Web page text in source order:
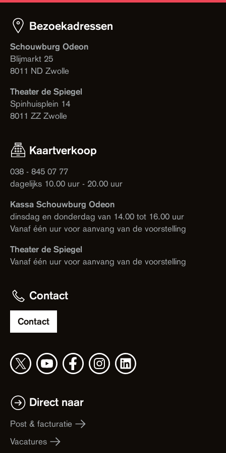
Bezoekadressen
Schouwburg Odeon
Blijmarkt 25
8011 ND Zwolle
Theater de Spiegel
Spinhuisplein 14
8011 ZZ Zwolle
Kaartverkoop
038 - 845 07 77
dagelijks 10.00 uur - 20.00 uur
Kassa Schouwburg Odeon
dinsdag en donderdag van 14.00 tot 16.00 uur
Vanaf één uur voor aanvang van de voorstelling
Theater de Spiegel
Vanaf één uur voor aanvang van de voorstelling
Contact
Contact
Direct naar
Post & facturatie
Vacatures